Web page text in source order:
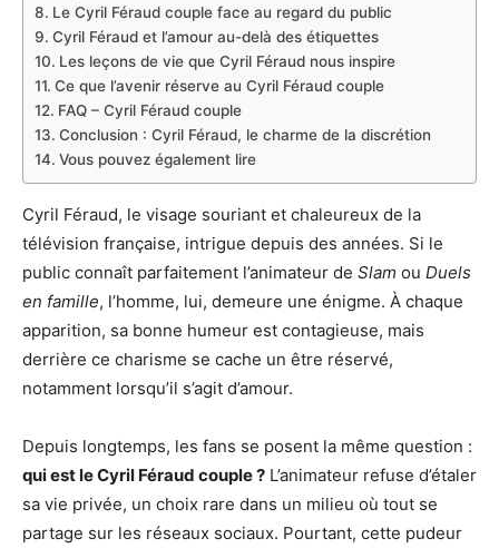
Le Cyril Féraud couple face au regard du public
Cyril Féraud et l’amour au-delà des étiquettes
Les leçons de vie que Cyril Féraud nous inspire
Ce que l’avenir réserve au Cyril Féraud couple
FAQ – Cyril Féraud couple
Conclusion : Cyril Féraud, le charme de la discrétion
Vous pouvez également lire
Cyril Féraud, le visage souriant et chaleureux de la
télévision française, intrigue depuis des années. Si le
public connaît parfaitement l’animateur de Slam ou Duels
en famille, l’homme, lui, demeure une énigme. À chaque
apparition, sa bonne humeur est contagieuse, mais
derrière ce charisme se cache un être réservé,
notamment lorsqu’il s’agit d’amour.
Depuis longtemps, les fans se posent la même question :
qui est le Cyril Féraud couple ? L’animateur refuse d’étaler
sa vie privée, un choix rare dans un milieu où tout se
partage sur les réseaux sociaux. Pourtant, cette pudeur